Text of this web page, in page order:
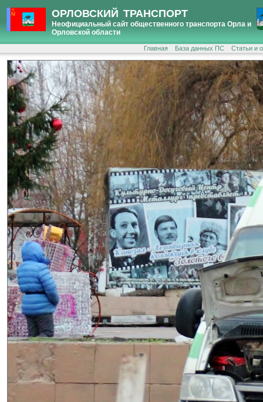
ОРЛОВСКИЙ ТРАНСПОРТ
Неофициальный сайт общественного транспорта Орла и
Орловской области
Главная База данных ПС Статьи и